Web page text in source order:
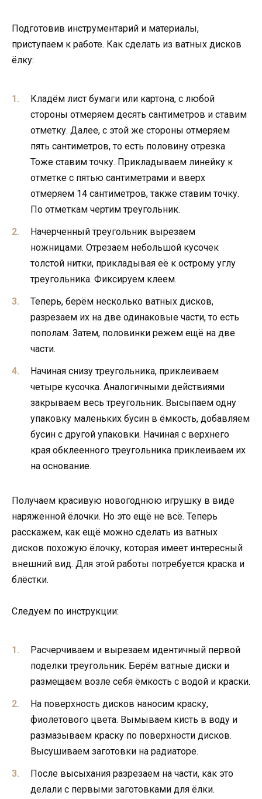
Подготовив инструментарий и материалы,
приступаем к работе. Как сделать из ватных дисков
ёлку:
Кладём лист бумаги или картона, с любой
стороны отмеряем десять сантиметров и ставим
отметку. Далее, с этой же стороны отмеряем
пять сантиметров, то есть половину отрезка.
Тоже ставим точку. Прикладываем линейку к
отметке с пятью сантиметрами и вверх
отмеряем 14 сантиметров, также ставим точку.
По отметкам чертим треугольник.
Начерченный треугольник вырезаем
ножницами. Отрезаем небольшой кусочек
толстой нитки, прикладывая её к острому углу
треугольника. Фиксируем клеем.
Теперь, берём несколько ватных дисков,
разрезаем их на две одинаковые части, то есть
пополам. Затем, половинки режем ещё на две
части.
Начиная снизу треугольника, приклеиваем
четыре кусочка. Аналогичными действиями
закрываем весь треугольник. Высыпаем одну
упаковку маленьких бусин в ёмкость, добавляем
бусин с другой упаковки. Начиная с верхнего
края обклеенного треугольника приклеиваем их
на основание.
Получаем красивую новогоднюю игрушку в виде
наряженной ёлочки. Но это ещё не всё. Теперь
расскажем, как ещё можно сделать из ватных
дисков похожую ёлочку, которая имеет интересный
внешний вид. Для этой работы потребуется краска и
блёстки.
Следуем по инструкции:
Расчерчиваем и вырезаем идентичный первой
поделки треугольник. Берём ватные диски и
размещаем возле себя ёмкость с водой и краски.
На поверхность дисков наносим краску,
фиолетового цвета. Вымываем кисть в воду и
размазываем краску по поверхности дисков.
Высушиваем заготовки на радиаторе.
После высыхания разрезаем на части, как это
делали с первыми заготовками для ёлки.